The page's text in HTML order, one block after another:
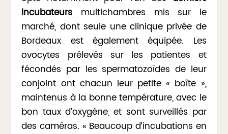
incubateurs multichambres mis sur le
marché, dont seule une clinique privée de
Bordeaux est également équipée. Les
ovocytes prélevés sur les patientes et
fécondés par les spermatozoïdes de leur
conjoint ont chacun leur petite « boîte »,
maintenus à la bonne température, avec le
bon taux d’oxygène, et sont surveillés par
des caméras. « Beaucoup d’incubations en